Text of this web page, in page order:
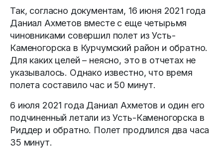
Так, согласно документам, 16 июня 2021 года
Даниал Ахметов вместе с еще четырьмя
чиновниками совершил полет из Усть-
Каменогорска в Курчумский район и обратно.
Для каких целей – неясно, это в отчетах не
указывалось. Однако известно, что время
полета составило час и 50 минут.
6 июля 2021 года Даниал Ахметов и один его
подчиненный летали из Усть-Каменогорска в
Риддер и обратно. Полет продлился два часа
35 минут.